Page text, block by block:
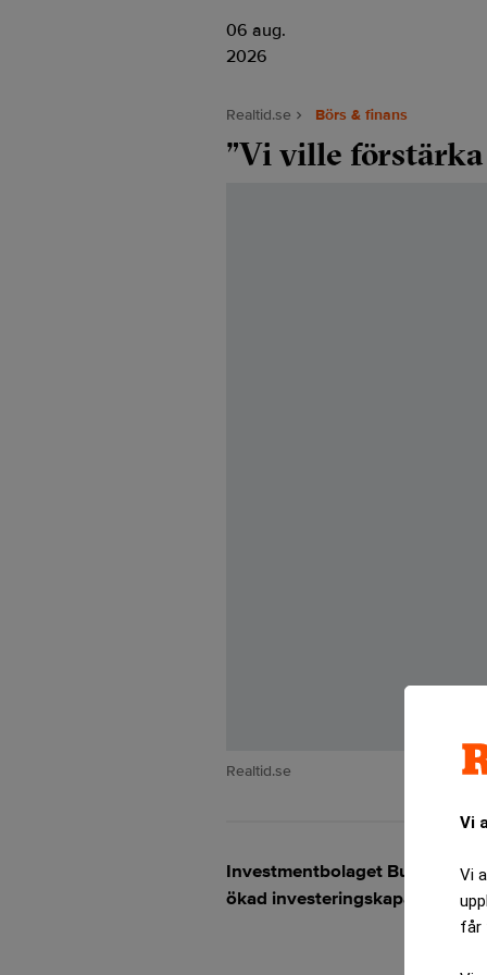
Vi
Vi
får
06 aug.
2026
Realtid.se Börs & finans
”Vi ville
Realtid.se
Investmentbolaget Bures
ökad investeringskapacitet för